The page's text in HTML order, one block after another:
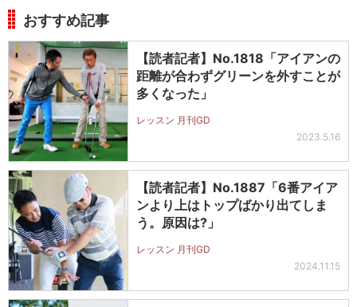
おすすめ記事
【読者記者】No.1818「アイアンの
距離が合わずグリーンを外すことが
多くなった」
レッスン 月刊GD
2023.5.16
【読者記者】No.1887「6番アイア
ンより上はトップばかり出てしま
う。原因は?」
レッスン 月刊GD
2024.11.15